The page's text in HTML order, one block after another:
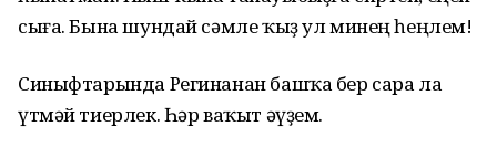
сыға. Бына шундай сәмле ҡыҙ ул минең һеңлем!
Синыфтарында Регинанан башҡа бер сара ла
үтмәй тиерлек. Һәр ваҡыт әүҙем.